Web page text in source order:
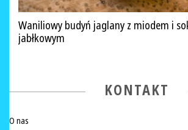
Waniliowy budyń jaglany z miodem i
jabłkowym
KONTAKT
O nas